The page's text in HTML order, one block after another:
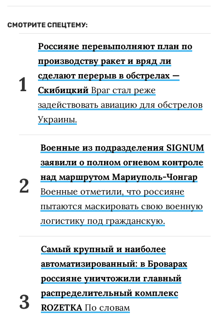
СМОТРИТЕ СПЕЦТЕМУ:
Россияне перевыполняют план по
производству ракет и вряд ли
сделают перерыв в обстрелах —
Скибицкий Враг стал реже
задействовать авиацию для обстрелов
Украины.
Военные из подразделения SIGNUM
заявили о полном огневом контроле
над маршрутом Мариуполь-Чонгар
Военные отметили, что россияне
пытаются маскировать свою военную
логистику под гражданскую.
Самый крупный и наиболее
автоматизированный: в Броварах
россияне уничтожили главный
распределительный комплекс
ROZETKA По словам